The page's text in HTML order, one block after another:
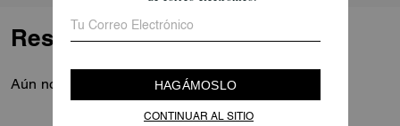
Reseñas
Aún no hay opiniones.